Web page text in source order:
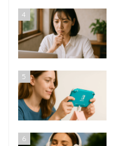
4
5
6